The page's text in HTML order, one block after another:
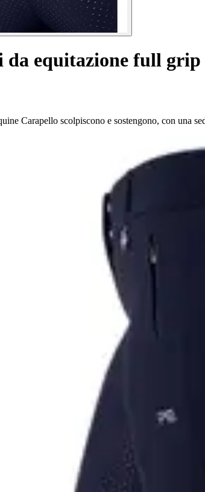
da equitazione full
Carapello scolpiscono e sostengono, con una